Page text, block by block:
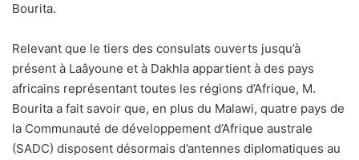
Bourita.
Relevant que le tiers des consulats ouverts jusqu’à
présent à Laâyoune et à Dakhla appartient à des pays
africains représentant toutes les régions d’Afrique, M.
Bourita a fait savoir que, en plus du Malawi, quatre pays de
la Communauté de développement d’Afrique australe
(SADC) disposent désormais d’antennes diplomatiques au